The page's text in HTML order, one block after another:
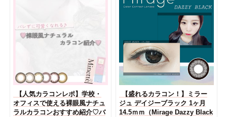
【人気カラコンレポ】学校・
オフィスで使える裸眼風ナチュ
ラルカラコンおすすめ紹介♡バ
【盛れるカラコン！】ミラー
ジュ デイジーブラック 1ヶ月
14.5ｍｍ（Mirage Dazzy Black